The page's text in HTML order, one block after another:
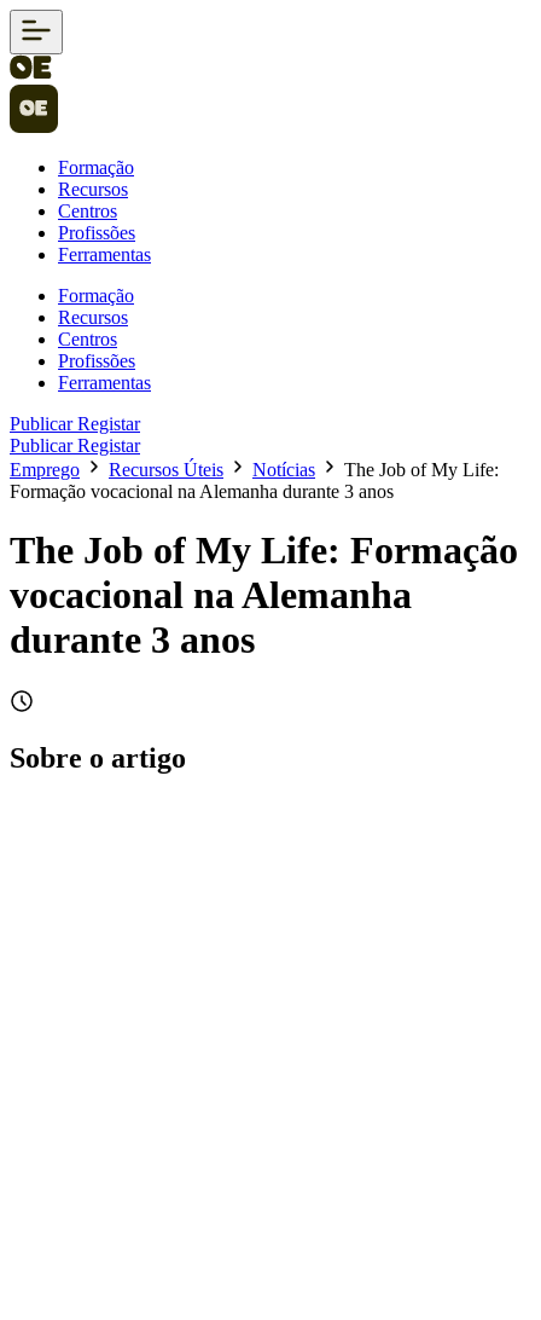
Formação
Recursos
Centros
Profissões
Ferramentas
Formação
Recursos
Centros
Profissões
Ferramentas
PublicarRegistar
PublicarRegistar
Emprego
Recursos Úteis Notícias
The Job of My Life:
Formação vocacional na Alemanha durante 3 anos
The Job of My Life: Formação
vocacional na Alemanha
durante 3 anos
Sobre o artigo